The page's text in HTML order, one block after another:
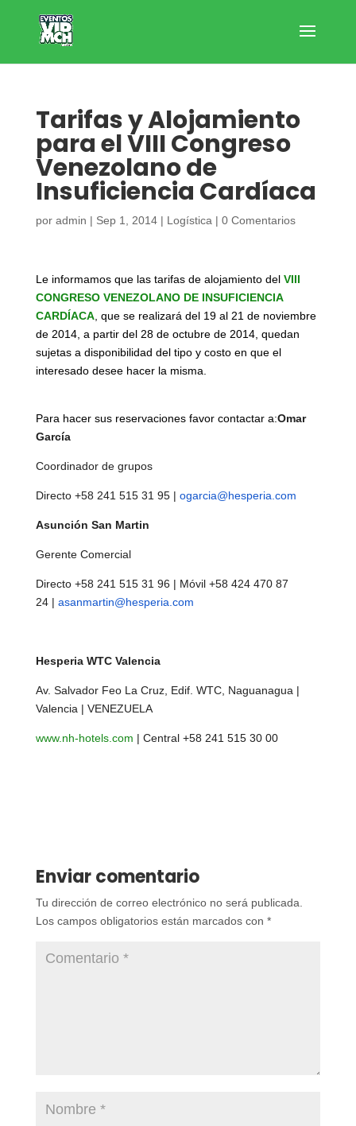
Tarifas y Alojamiento
para el VIII Congreso
Venezolano de
Insuficiencia Cardíaca
por admin | Sep 1, 2014| Logística | 0 Comentarios
Le informamos que las tarifas de alojamiento del VIII
CONGRESO VENEZOLANO DE INSUFICIENCIA
CARDÍACA, que se realizará del 19 al 21 de noviembre
de 2014, a partir del 28 de octubre de 2014, quedan
sujetas a disponibilidad del tipo y costo en que el
interesado desee hacer la misma.
Para hacer sus reservaciones favor contactar a:Omar
García
Coordinador de grupos
Directo +58 241 515 31 95 | ogarcia@hesperia.com
Asunción San Martin
Gerente Comercial
Directo +58 241 515 31 96 | Móvil +58 424 470 87
24 | asanmartin@hesperia.com
Hesperia WTC Valencia
Av. Salvador Feo La Cruz, Edif. WTC, Naguanagua |
Valencia | VENEZUELA
www.nh-hotels.com | Central +58 241 515 30 00
Enviar comentario
Tu dirección de correo electrónico no será publicada.
Los campos obligatorios están marcados con *